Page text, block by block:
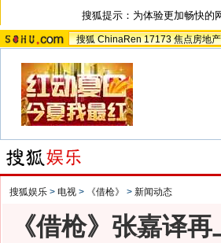
搜狐提示：为体验更加畅快的
搜狐 ChinaRen 17173 焦点房地产
搜狐娱乐 > 电视 > 《借枪》 > 新闻动态
《借枪》张嘉译